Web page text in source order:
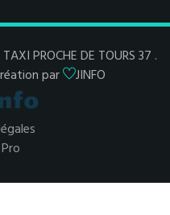
PROCHE DE TOURS 37 .
par
JINFO